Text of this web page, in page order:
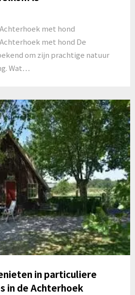
met hond
met hond De
om zijn prachtige natuur
Wat…
in particuliere
in de Achterhoek